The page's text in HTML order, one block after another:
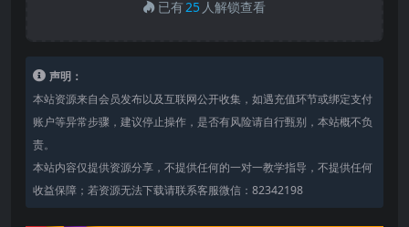
已有25 人解锁查看
声明：
本站资源来自会员发布以及互联网公开收集，如遇充值环节或绑定支付
账户等异常步骤，建议停止操作，是否有风险请自行甄别，本站概不负
责。
本站内容仅提供资源分享，不提供任何的一对一教学指导，不提供任何
收益保障；若资源无法下载请联系客服微信：82342198